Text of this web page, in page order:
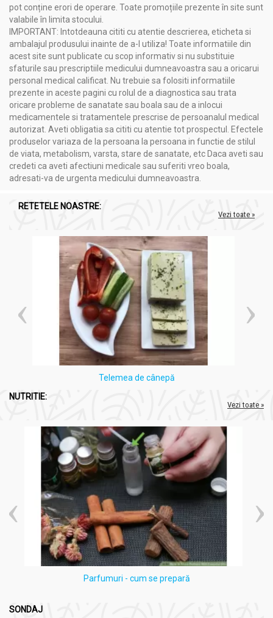
pot conține erori de operare. Toate promoțiile prezente în site sunt
valabile în limita stocului.
IMPORTANT: Intotdeauna cititi cu atentie descrierea, eticheta si
ambalajul produsului inainte de a-l utiliza! Toate informatiile din
acest site sunt publicate cu scop informativ si nu substituie
sfaturile sau prescriptiile medicului dumneavoastra sau a oricarui
personal medical calificat. Nu trebuie sa folositi informatiile
prezente in aceste pagini cu rolul de a diagnostica sau trata
oricare probleme de sanatate sau boala sau de a inlocui
medicamentele si tratamentele prescrise de persoanalul medical
autorizat. Aveti obligatia sa cititi cu atentie tot prospectul. Efectele
produselor variaza de la persoana la persoana in functie de stilul
de viata, metabolism, varsta, stare de sanatate, etc Daca aveti sau
credeti ca aveti afectiuni medicale sau suferiti vreo boala,
adresati-va de urgenta medicului dumneavoastra.
RETETELE NOASTRE:
Vezi toate »
Telemea de cânepă
NUTRITIE:
Vezi toate »
Parfumuri - cum se prepară
SONDAJ